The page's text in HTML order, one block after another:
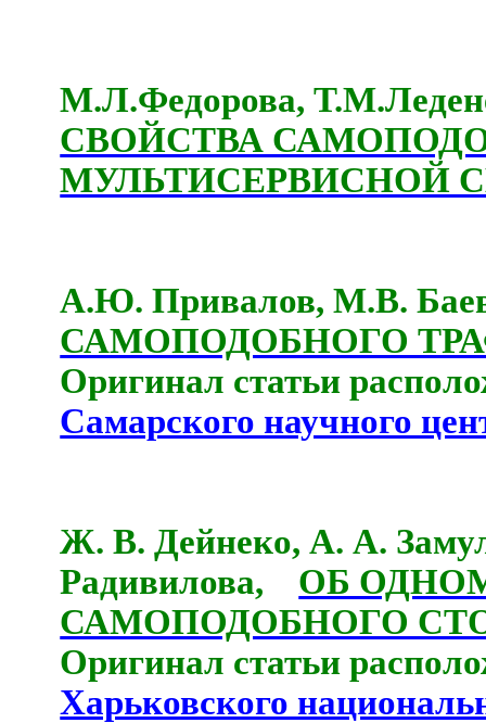
М.Л.Федорова,
СВОЙСТВА
МУЛЬТИСЕРВИСНОЙ
А.Ю. Привалов, М.В.
САМОПОДОБНОГО
Оригинал статьи
Самарского научного
Ж. В. Дейнеко, А. А.
Радивилова,
ОБ
САМОПОДОБНОГО
Оригинал статьи
Харьковского